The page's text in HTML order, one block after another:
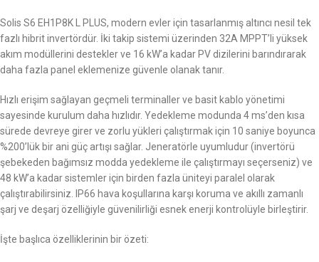
Solis S6 EH1P8K L PLUS, modern evler için tasarlanmış altıncı nesil tek
fazlı hibrit invertördür. İki takip sistemi üzerinden 32A MPPT’li yüksek
akım modüllerini destekler ve 16 kW’a kadar PV dizilerini barındırarak
daha fazla panel eklemenize güvenle olanak tanır.
Hızlı erişim sağlayan geçmeli terminaller ve basit kablo yönetimi
sayesinde kurulum daha hızlıdır. Yedekleme modunda 4 ms’den kısa
sürede devreye girer ve zorlu yükleri çalıştırmak için 10 saniye boyunca
%200’lük bir ani güç artışı sağlar. Jeneratörle uyumludur (invertörü
şebekeden bağımsız modda yedekleme ile çalıştırmayı seçerseniz) ve
48 kW’a kadar sistemler için birden fazla üniteyi paralel olarak
çalıştırabilirsiniz. IP66 hava koşullarına karşı koruma ve akıllı zamanlı
şarj ve deşarj özelliğiyle güvenilirliği esnek enerji kontrolüyle birleştirir.
İşte başlıca özelliklerinin bir özeti: